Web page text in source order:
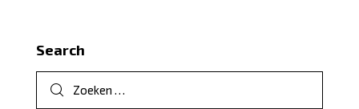
Search